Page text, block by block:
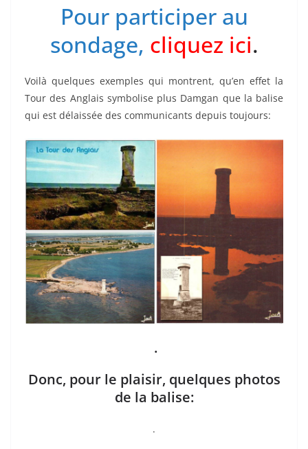
Pour participer au
sondage, cliquez ici.
Voilà quelques exemples qui montrent, qu’en effet la
Tour des Anglais symbolise plus Damgan que la balise
qui est délaissée des communicants depuis toujours:
.
Donc, pour le plaisir, quelques photos
de la balise:
.